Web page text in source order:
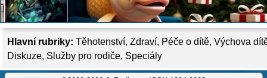
Hlavní rubriky: Těhotenství, Zdraví, Péče o dítě, Výchova
Diskuze, Služby pro rodiče, Speciály